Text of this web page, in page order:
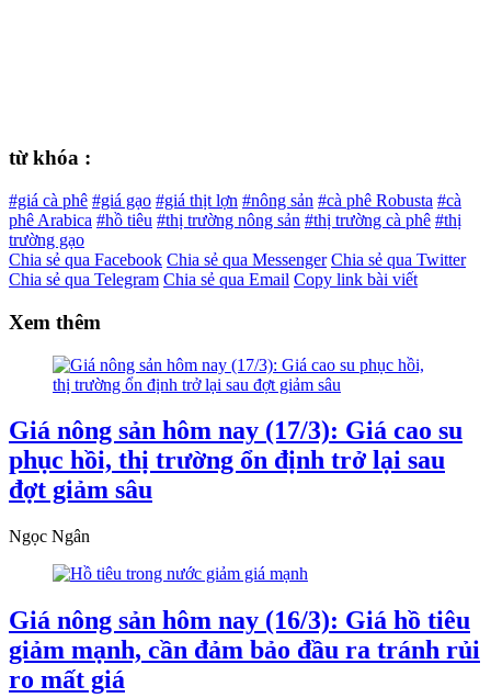
từ khóa :
#giá cà phê #giá gạo #giá thịt lợn #nông sản #cà phê Robusta #cà
phê Arabica #hồ tiêu #thị trường nông sản #thị trường cà phê #thị
trường gạo
Chia sẻ qua Facebook Chia sẻ qua Messenger Chia sẻ qua Twitter
Chia sẻ qua Telegram Chia sẻ qua Email Copy link bài viết
Xem thêm
Giá nông sản hôm nay (17/3): Giá cao su
phục hồi, thị trường ổn định trở lại sau
đợt giảm sâu
Ngọc Ngân
Giá nông sản hôm nay (16/3): Giá hồ tiêu
giảm mạnh, cần đảm bảo đầu ra tránh rủi
ro mất giá